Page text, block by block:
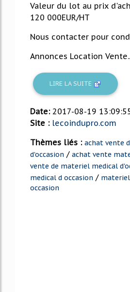
Valeur du lot au prix
120 000EUR/HT
Nous contacter pour
Annonces Location
LIRE LA SUITE
Date: 2017-08-19
Site : lecoindupro.com
Thèmes liés : achat vente
d'occasion / achat vente
vente de materiel medical
medical d occasion /
occasion